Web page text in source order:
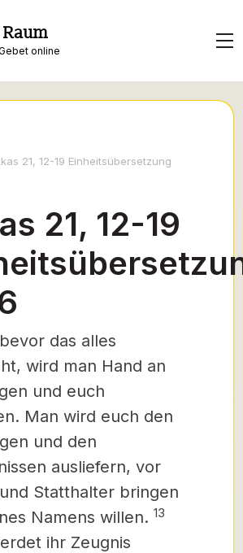
online
21, 12-19 Einheitsübersetzung
21, 12-19
das alles
wird man Hand an
und euch
Man wird euch den
und den
ausliefern, vor
Statthalter bringen
Namens willen. 13
ihr Zeugnis